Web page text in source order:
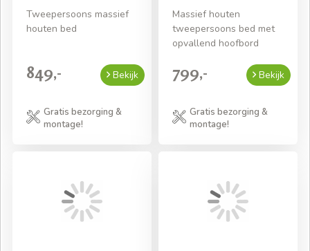
Tweepersoons massief
houten bed
849,- Bekijk
Gratis bezorging &
montage!
Massief houten
tweepersoons bed met
opvallend hoofbord
799,- Bekijk
Gratis bezorging &
montage!